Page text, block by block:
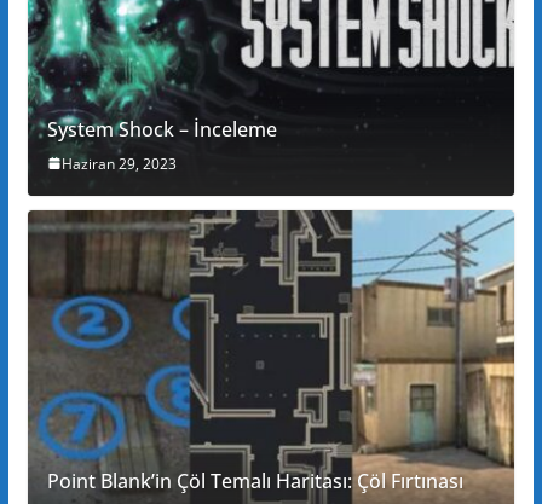
System Shock – İnceleme
Haziran 29, 2023
Point Blank’in Çöl Temalı Haritası: Çöl Fırtınası